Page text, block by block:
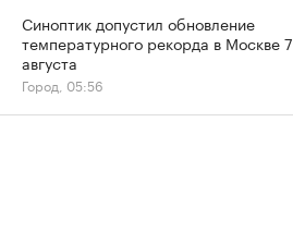
Синоптик допустил обновление
температурного рекорда в Москве 7
августа
Город, 05:56